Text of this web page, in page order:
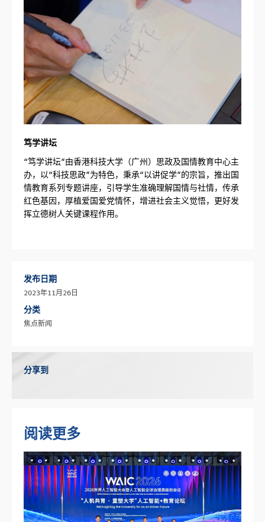
笃学讲坛
“笃学讲坛”由香港科技大学（广州）思政及国情教育中心主
办，以“科技思政”为特色，秉承“以讲促学”的宗旨，推出国
情教育系列专题讲座，引导学生准确理解国情与社情，传承
红色基因，厚植爱国爱党情怀，增进社会主义觉悟，更好发
挥立德树人关键课程作用。
发布日期
2023年11月26日
分类
焦点新闻
分享到
阅读更多